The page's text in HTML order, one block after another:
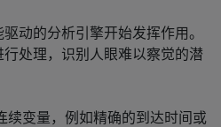
动的分析引擎开始发挥作用。
处理，识别人眼难以察觉的潜
续变量，例如精确的到达时间或